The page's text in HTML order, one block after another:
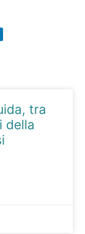
tra
della